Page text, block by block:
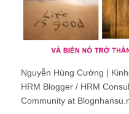
Nguyễn Hùng Cường |
HRM Blogger / HRM
Community at